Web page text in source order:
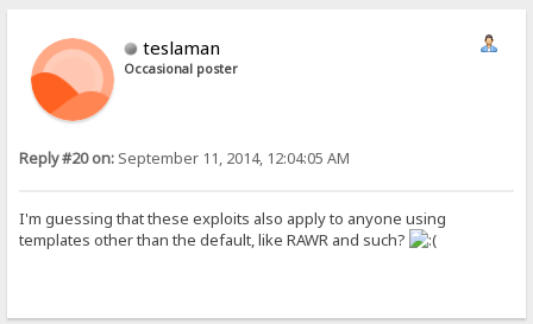
teslaman
Occasional poster
Reply #20 on: September 11, 2014, 12:04:05 AM
I'm guessing that these exploits also apply to anyone using
templates other than the default, like RAWR and such?